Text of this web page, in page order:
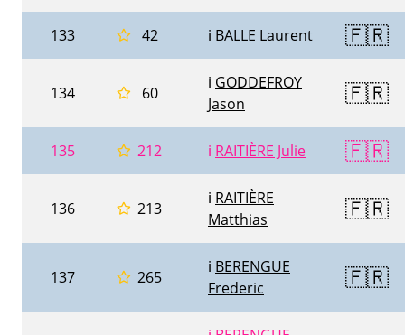
133 42 ℹ️ BALLE Laurent 🇫🇷
134 60
ℹ️ GODDEFROY
Jason
🇫🇷
135 212 ℹ️ RAITIÈRE Julie 🇫🇷
136 213
ℹ️ RAITIÈRE
Matthias
🇫🇷
137 265
ℹ️ BERENGUE
Frederic
🇫🇷